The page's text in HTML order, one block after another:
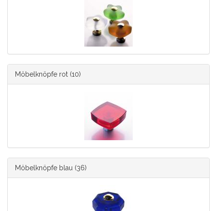
Möbelknöpfe rot (10)
Möbelknöpfe blau (36)